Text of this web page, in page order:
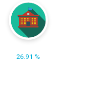
26.91 %